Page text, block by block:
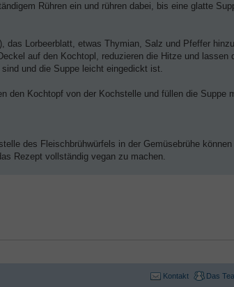
Rühren ein und rühren dabei, bis eine glatte
das Lorbeerblatt, etwas Thymian, Salz und Pfeffer
auf den Kochtopl, reduzieren die Hitze und lassen
und die Suppe leicht eingedickt ist.
den Kochtopf von der Kochstelle und füllen die Suppe
des Fleischbrühwürfels in der Gemüsebrühe
Rezept vollständig vegan zu machen.
Das
Kontakt